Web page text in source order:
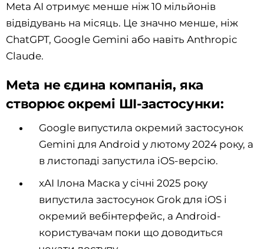
Meta AI отримує менше ніж 10 мільйонів
відвідувань на місяць. Це значно менше, ніж
ChatGPT, Google Gemini або навіть Anthropic
Claude.
Meta не єдина компанія, яка
створює окремі ШІ-застосунки:
Google випустила окремий застосунок
Gemini для Android у лютому 2024 року, а
в листопаді запустила iOS-версію.
xAI Ілона Маска у січні 2025 року
випустила застосунок Grok для iOS і
окремий вебінтерфейс, а Android-
користувачам поки що доводиться